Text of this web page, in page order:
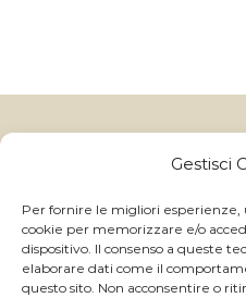
Gestisci
Per fornire le migliori
cookie per memorizzare e/o
dispositivo. Il consenso a queste
elaborare dati come il
questo sito. Non acconsentire o
24040
C.C.I.A.A. R.E.A. BG
GRANULATI ITALIA S.p.A ©
- | Powered by